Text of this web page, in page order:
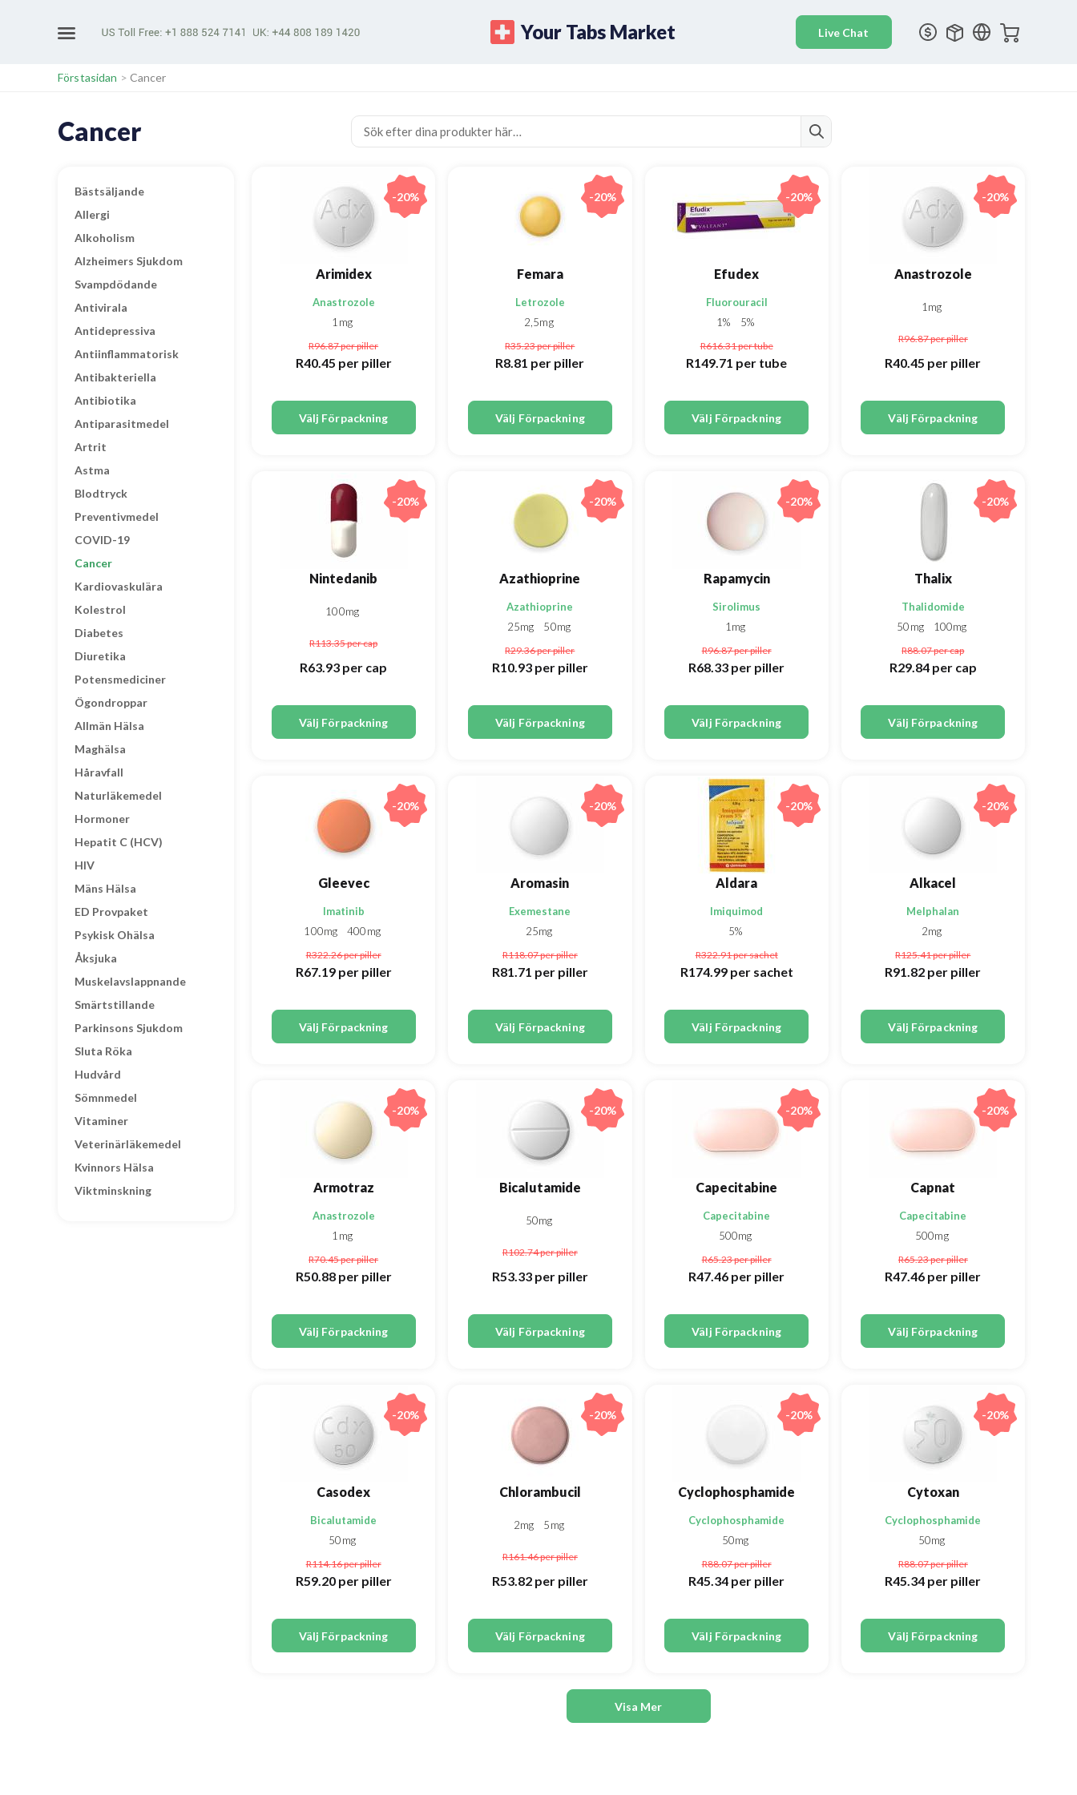
Your Tabs Market
Förstasidan > Cancer
Cancer
Bästsäljande
Allergi
Alkoholism
Alzheimers Sjukdom
Svampdödande
Antivirala
Antidepressiva
Antiinflammatorisk
Antibakteriella
Antibiotika
Antiparasitmedel
Artrit
Astma
Blodtryck
Preventivmedel
COVID-19
Cancer
Kardiovaskulära
Kolestrol
Diabetes
Diuretika
Potensmediciner
Ögondroppar
Allmän Hälsa
Maghälsa
Håravfall
Naturläkemedel
Hormoner
Hepatit C (HCV)
HIV
Mäns Hälsa
ED Provpaket
Psykisk Ohälsa
Åksjuka
Muskelavslappnande
Smärtstillande
Parkinsons Sjukdom
Sluta Röka
Hudvård
Sömnmedel
Vitaminer
Veterinärläkemedel
Kvinnors Hälsa
Viktminskning
Arimidex
Anastrozole
1mg
R96.87per piller
R40.45 per piller
Välj Förpackning
-20%
Femara
Letrozole
2,5mg
R35.23per piller
R8.81 per piller
Välj Förpackning
-20%
Efudex
Fluorouracil
1%
5%
R616.31per tube
R149.71 per tube
Välj Förpackning
-20%
Anastrozole
1mg
R96.87per piller
R40.45 per piller
Välj Förpackning
-20%
Nintedanib
100mg
R113.35per cap
R63.93 per cap
Välj Förpackning
-20%
Azathioprine
Azathioprine
25mg
50mg
R29.36per piller
R10.93 per piller
Välj Förpackning
-20%
Rapamycin
Sirolimus
1mg
R96.87per piller
R68.33 per piller
Välj Förpackning
-20%
Thalix
Thalidomide
50mg
100mg
R88.07per cap
R29.84 per cap
Välj Förpackning
-20%
Gleevec
Imatinib
100mg
400mg
R322.26per piller
R67.19 per piller
Välj Förpackning
-20%
Aromasin
Exemestane
25mg
R118.07per piller
R81.71 per piller
Välj Förpackning
-20%
Aldara
Imiquimod
5%
R322.91per sachet
R174.99 per sachet
Välj Förpackning
-20%
Alkacel
Melphalan
2mg
R125.41per piller
R91.82 per piller
Välj Förpackning
-20%
Armotraz
Anastrozole
1mg
R70.45per piller
R50.88 per piller
Välj Förpackning
-20%
Bicalutamide
50mg
R102.74per piller
R53.33 per piller
Välj Förpackning
-20%
Capecitabine
Capecitabine
500mg
R65.23per piller
R47.46 per piller
Välj Förpackning
-20%
Capnat
Capecitabine
500mg
R65.23per piller
R47.46 per piller
Välj Förpackning
-20%
Casodex
Bicalutamide
50mg
R114.16per piller
R59.20 per piller
Välj Förpackning
-20%
Chlorambucil
2mg 5mg
R161.46per piller
R53.82 per piller
Välj Förpackning
-20%
Cyclophosphamide
Cyclophosphamide
50mg
R88.07per piller
R45.34 per piller
Välj Förpackning
-20%
Cytoxan
Cyclophosphamide
50mg
R88.07per piller
R45.34 per piller
Välj Förpackning
-20%
Visa Mer